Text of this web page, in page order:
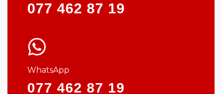
077 462 87 19
WhatsApp
077 462 87 19